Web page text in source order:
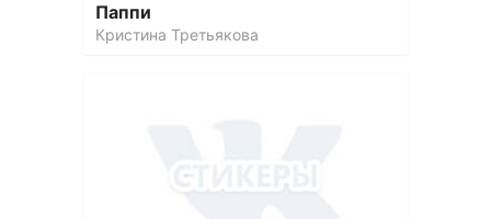
Паппи
Кристина Третьякова